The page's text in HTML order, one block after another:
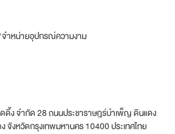
ำหน่ายอุปกรณ์ความงาม
ดดิ้ง จำกัด 28 ถนนประชาราษฎร์บำเพ็ญ ดินแดง
จังหวัดกรุงเทพมหานคร 10400 ประเทศไทย